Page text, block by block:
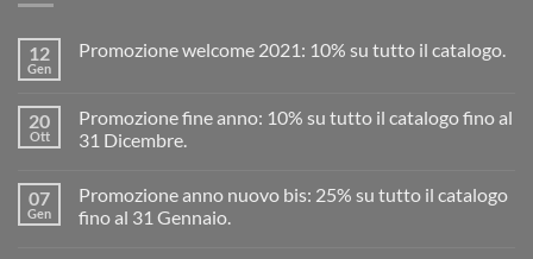
12
Gen
Promozione welcome 2021: 10% su tutto il catalogo.
20
Ott
Promozione fine anno: 10% su tutto il catalogo fino al
31 Dicembre.
07
Gen
Promozione anno nuovo bis: 25% su tutto il catalogo
fino al 31 Gennaio.